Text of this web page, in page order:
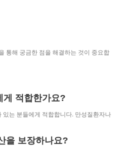
통해 궁금한 점을 해결하는 것이 중요합
게 적합한가요?
는 분들에게 적합합니다. 만성질환자나
을 보장하나요?